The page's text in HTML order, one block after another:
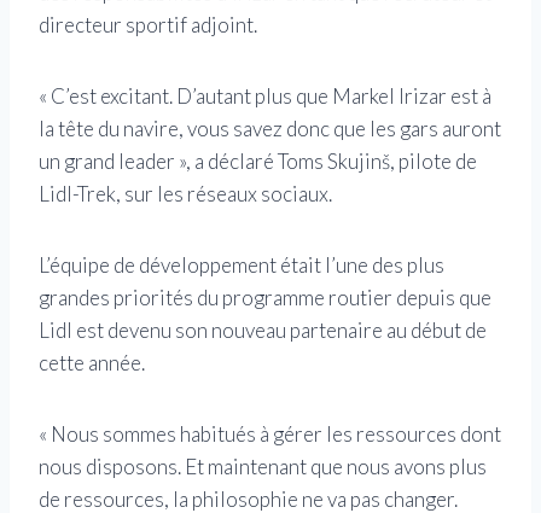
directeur sportif adjoint.
« C’est excitant. D’autant plus que Markel Irizar est à
la tête du navire, vous savez donc que les gars auront
un grand leader », a déclaré Toms Skujinš, pilote de
Lidl-Trek, sur les réseaux sociaux.
L’équipe de développement était l’une des plus
grandes priorités du programme routier depuis que
Lidl est devenu son nouveau partenaire au début de
cette année.
« Nous sommes habitués à gérer les ressources dont
nous disposons. Et maintenant que nous avons plus
de ressources, la philosophie ne va pas changer.